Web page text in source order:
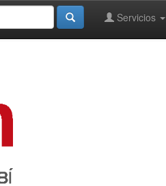
Servicios